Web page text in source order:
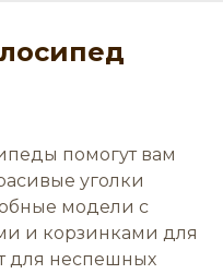
помогут вам
уголки
модели с
и корзинками для
для неспешных